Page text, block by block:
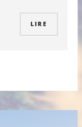
LIRE